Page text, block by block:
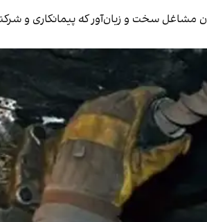
برای اغلب کارگران مشاغل سخت و زیان‌آور که